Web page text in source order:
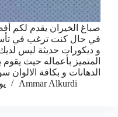
صباغ الخيران يقدم لكم
في حال كنت ترغب في
و ديكورات حديثة ليس
المتميز بأعماله حيث يقوم
الدهانات و بكافة الالوان
Ammar Alkurdi